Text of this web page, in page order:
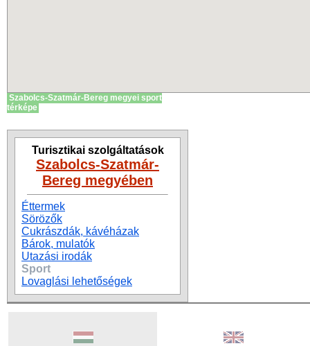
Szabolcs-Szatmár-Bereg megyei sport
térképe
Turisztikai szolgáltatások
Szabolcs-Szatmár-
Bereg megyében
Éttermek
Sörözők
Cukrászdák, kávéházak
Bárok, mulatók
Utazási irodák
Sport
Lovaglási lehetőségek